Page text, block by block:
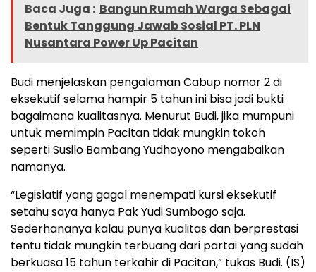
Baca Juga : Bangun Rumah Warga Sebagai
Bentuk Tanggung Jawab Sosial PT. PLN
Nusantara Power Up Pacitan
Budi menjelaskan pengalaman Cabup nomor 2 di
eksekutif selama hampir 5 tahun ini bisa jadi bukti
bagaimana kualitasnya. Menurut Budi, jika mumpuni
untuk memimpin Pacitan tidak mungkin tokoh
seperti Susilo Bambang Yudhoyono mengabaikan
namanya.
“Legislatif yang gagal menempati kursi eksekutif
setahu saya hanya Pak Yudi Sumbogo saja.
Sederhananya kalau punya kualitas dan berprestasi
tentu tidak mungkin terbuang dari partai yang sudah
berkuasa 15 tahun terkahir di Pacitan,” tukas Budi. (IS)